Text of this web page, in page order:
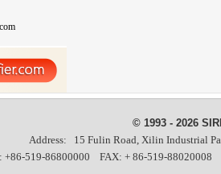
© 1993 - 2026
Address: 15 Fulin Road, Xilin Industrial
+86-519-86800000 FAX: + 86-519-